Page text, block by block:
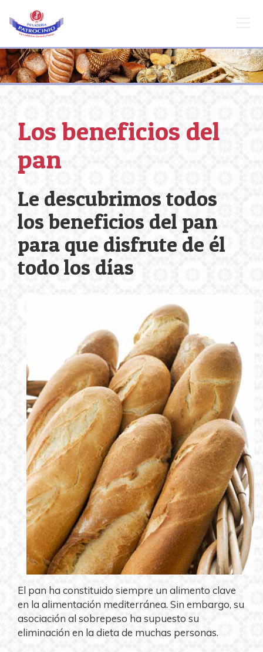
Los beneficios del
pan
Le descubrimos todos
los beneficios del pan
para que disfrute de él
todo los días
El pan ha constituido siempre un alimento clave
en la alimentación mediterránea. Sin embargo, su
asociación al sobrepeso ha supuesto su
eliminación en la dieta de muchas personas.